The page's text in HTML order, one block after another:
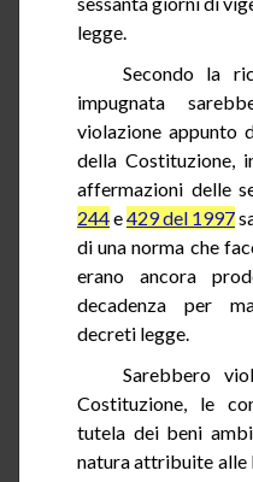
legge.
Secondo la
impugnata
violazione appunto
della Costituzione,
affermazioni delle
244e429 del 1997
di una norma che
erano ancora
decadenza per
decreti legge.
Sarebbero
Costituzione, le
tutela dei beni
natura attribuite alle